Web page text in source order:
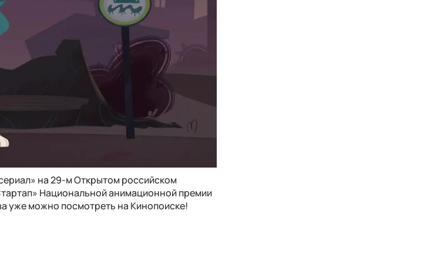
на 29-м Открытом российском
Национальной анимационной премии
уже можно посмотреть на Кинопоиске!